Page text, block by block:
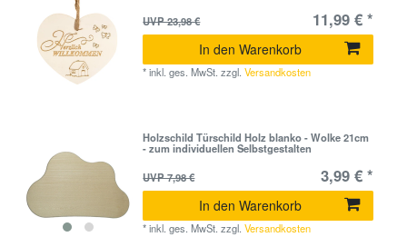
UVP 23,98 €
11,99 € *
In den Warenkorb
*inkl. ges. MwSt. zzgl.Versandkosten
Holzschild Türschild Holz blanko - Wolke 21cm
- zum individuellen Selbstgestalten
UVP 7,98 €
3,99 € *
In den Warenkorb
*inkl. ges. MwSt. zzgl.Versandkosten